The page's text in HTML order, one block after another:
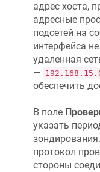
адрес хоста,
адресные
подсетей на
интерфейса
удаленная
—
обеспечить
В поле
указать
протокол
стороны